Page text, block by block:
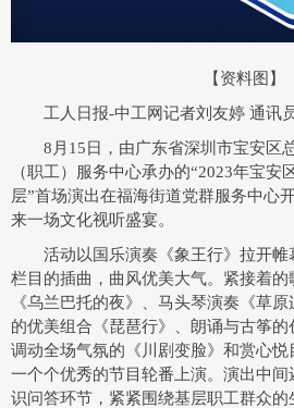
【资料图】
工人日报-中工网记者刘友婷 通讯
8月15日，由广东省深圳市宝安区
（职工）服务中心承办的“2023年宝安
层”首场演出在福海街道党群服务中心
来一场文化视听盛宴。
活动以国乐演奏《象王行》拉开帷
栏目的插曲，曲风优美大气。紧接着的
《乌兰巴托的夜》、马头琴演奏《草
的优美组合《琵琶行》、朗诵与古筝的
调动全场气氛的《川剧变脸》和赏心
一个个优秀的节目轮番上演。演出中
识问答环节，紧紧围绕基层职工群众